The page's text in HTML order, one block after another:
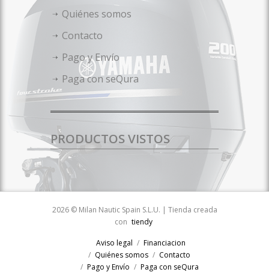
Quiénes somos
Contacto
Pago y Envío
Paga con seQura
PRODUCTOS VISTOS
2026 © Milan Nautic Spain S.L.U. | Tienda creada
con tiendy
Aviso legal
Financiacion
Quiénes somos
Contacto
Pago y Envío
Paga con seQura